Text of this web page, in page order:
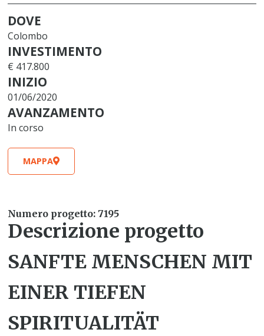
DOVE
Colombo
INVESTIMENTO
€ 417.800
INIZIO
01/06/2020
AVANZAMENTO
In corso
MAPPA
Numero progetto: 7195
Descrizione progetto
SANFTE MENSCHEN MIT
EINER TIEFEN
SPIRITUALITÄT